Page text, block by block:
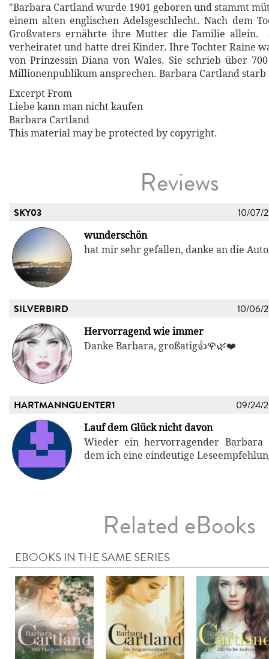
"Barbara Cartland wurde 1901 geboren und stammt
einem alten englischen Adelsgeschlecht. Nach dem
Großvaters ernährte ihre Mutter die Familie allein.
verheiratet und hatte drei Kinder. Ihre Tochter Raine
von Prinzessin Diana von Wales. Sie schrieb über
Millionenpublikum ansprechen. Barbara Cartland starb
Excerpt From
Liebe kann man nicht kaufen
Barbara Cartland
This material may be protected by copyright.
Reviews
SKY03 10/07/
wunderschön
hat mir sehr gefallen, danke an die
SILVERBIRD 10/06/
Hervorragend wie immer
Danke Barbara, großatig👍🌹🌿❤️
HARTMANNGUENTER1 09/24/
Lauf dem Glück nicht davon
Wieder ein hervorragender Barbara
dem ich eine eindeutige
Related eBooks
EBOOKS IN THE SAME SERIES